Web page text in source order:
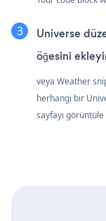
Universe
öğesini
veya Weather
herhangi bir
sayfayı